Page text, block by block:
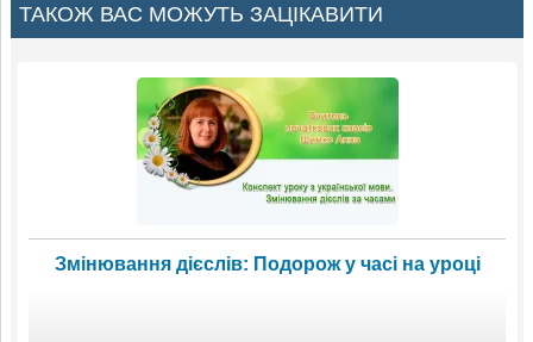
ТАКОЖ ВАС МОЖУТЬ ЗАЦІКАВИТИ
Змінювання дієслів: Подорож у часі на уроці